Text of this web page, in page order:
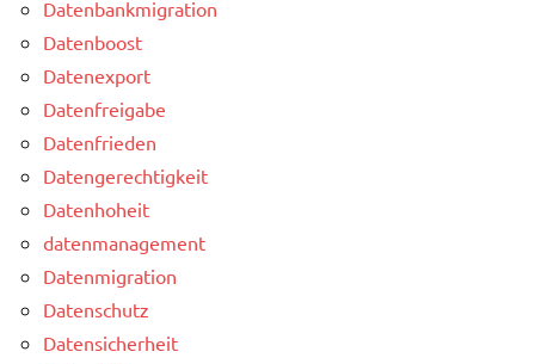
Datenbankmigration
Datenboost
Datenexport
Datenfreigabe
Datenfrieden
Datengerechtigkeit
Datenhoheit
datenmanagement
Datenmigration
Datenschutz
Datensicherheit